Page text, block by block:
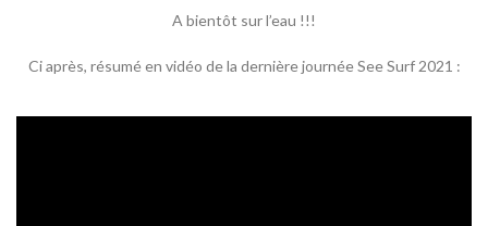
A bientôt sur l’eau !!!
Ci après, résumé en vidéo de la dernière journée See Surf 2021 :